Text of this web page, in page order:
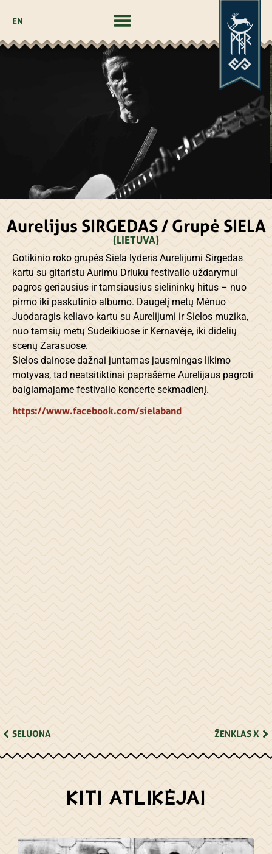
EN
Aurelijus SIRGEDAS / Grupė SIELA
(LIETUVA)
Gotikinio roko grupės Siela lyderis Aurelijumi Sirgedas
kartu su gitaristu Aurimu Driuku festivalio uždarymui
pagros geriausius ir tamsiausius sielininkų hitus – nuo
pirmo iki paskutinio albumo. Daugelį metų Mėnuo
Juodaragis keliavo kartu su Aurelijumi ir Sielos muzika,
nuo tamsių metų Sudeikiuose ir Kernavėje, iki didelių
scenų Zarasuose.
Sielos dainose dažnai juntamas jausmingas likimo
motyvas, tad neatsitiktinai paprašėme Aurelijaus pagroti
baigiamajame festivalio koncerte sekmadienį.
https://www.facebook.com/sielaband
SELUONA ŽENKLAS X
KITI ATLIKĖJAI